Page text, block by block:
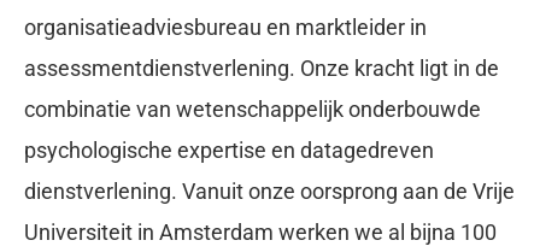
organisatieadviesbureau en marktleider in
assessmentdienstverlening. Onze kracht ligt in de
combinatie van wetenschappelijk onderbouwde
psychologische expertise en datagedreven
dienstverlening. Vanuit onze oorsprong aan de Vrije
Universiteit in Amsterdam werken we al bijna 100